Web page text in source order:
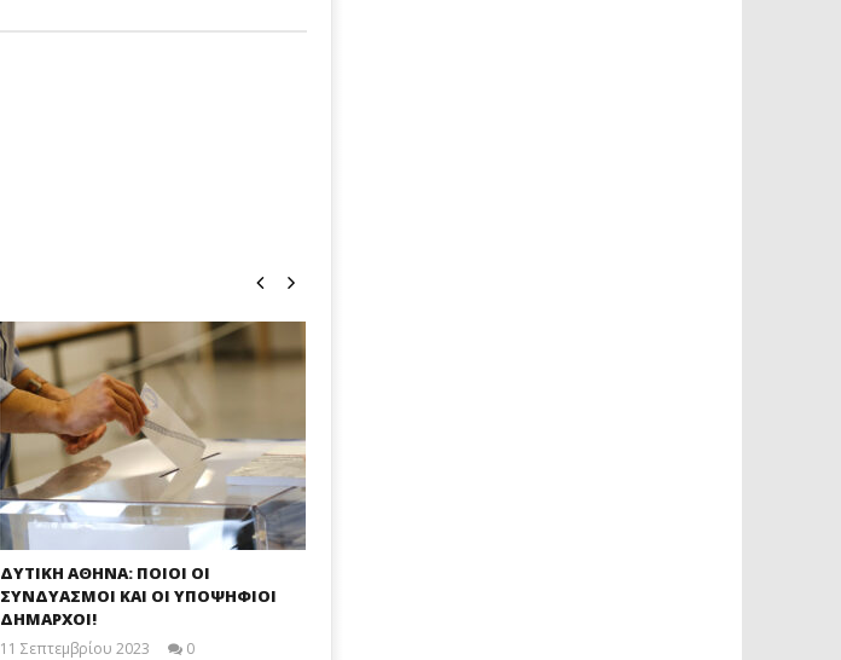
ΔΥΤΙΚΗ ΑΘΗΝΑ: ΠΟΙΟΙ ΟΙ
ΣΥΝΔΥΑΣΜΟΙ ΚΑΙ ΟΙ ΥΠΟΨΗΦΙΟΙ
ΔΗΜΑΡΧΟΙ!
11 Σεπτεμβρίου 2023
0